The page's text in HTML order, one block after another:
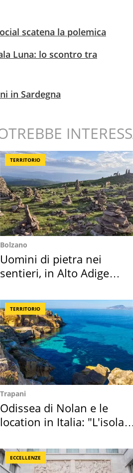
scatena la polemica
Luna: lo scontro tra
in Sardegna
TERRITORIO
Bolzano
Uomini di pietra nei
sentieri, in Alto Adige
TERRITORIO
Trapani
Odissea di Nolan e le
location in Italia: "L'isola
ECCELLENZE